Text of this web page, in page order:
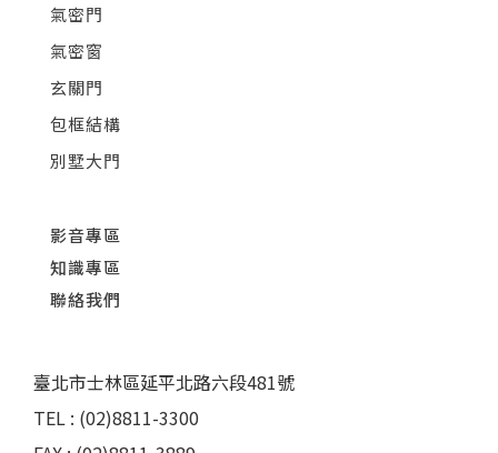
氣密門
氣密窗
玄關門
包框結構
別墅大門
影音專區
知識專區
聯絡我們
臺北市士林區延平北路六段481號
TEL : (02)8811-3300